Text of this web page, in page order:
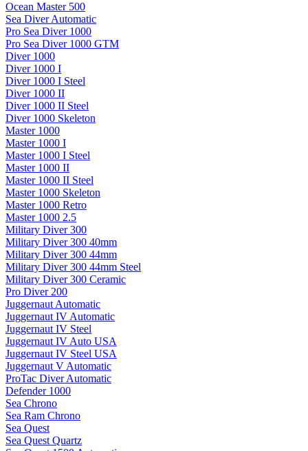
Ocean Master 500
Sea Diver Automatic
Pro Sea Diver 1000
Pro Sea Diver 1000 GTM
Diver 1000
Diver 1000 I
Diver 1000 I Steel
Diver 1000 II
Diver 1000 II Steel
Diver 1000 Skeleton
Master 1000
Master 1000 I
Master 1000 I Steel
Master 1000 II
Master 1000 II Steel
Master 1000 Skeleton
Master 1000 Retro
Master 1000 2.5
Military Diver 300
Military Diver 300 40mm
Military Diver 300 44mm
Military Diver 300 44mm Steel
Military Diver 300 Ceramic
Pro Diver 200
Juggernaut Automatic
Juggernaut IV Automatic
Juggernaut IV Steel
Juggernaut IV Auto USA
Juggernaut IV Steel USA
Juggernaut V Automatic
ProTac Diver Automatic
Defender 1000
Sea Chrono
Sea Ram Chrono
Sea Quest
Sea Quest Quartz